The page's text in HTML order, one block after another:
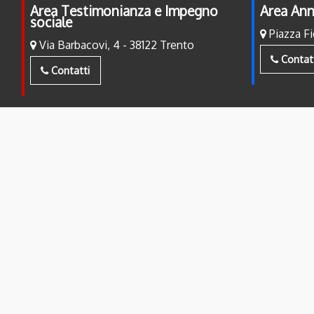
Area Testimonianza e Impegno
sociale
Via Barbacovi, 4 - 38122 Trento
Contatti
Area
Piazza